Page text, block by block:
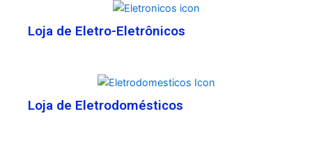
Loja de Eletro-Eletrônicos
Loja de Eletrodomésticos